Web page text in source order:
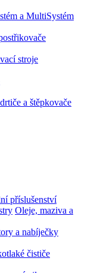
Oleje, maziva a